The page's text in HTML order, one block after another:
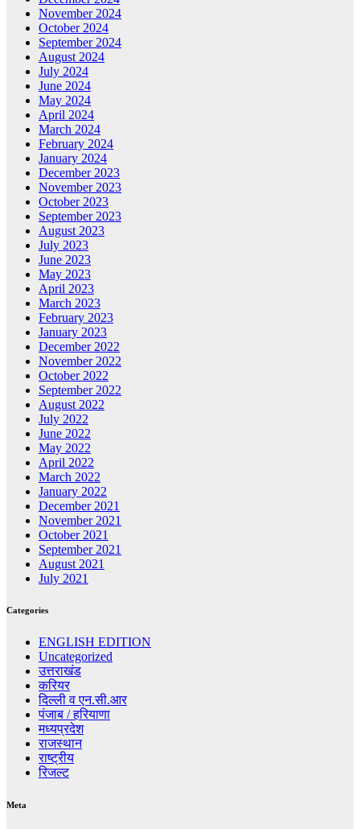
November 2024
October 2024
September 2024
August 2024
July 2024
June 2024
May 2024
April 2024
March 2024
February 2024
January 2024
December 2023
November 2023
October 2023
September 2023
August 2023
July 2023
June 2023
May 2023
April 2023
March 2023
February 2023
January 2023
December 2022
November 2022
October 2022
September 2022
August 2022
July 2022
June 2022
May 2022
April 2022
March 2022
January 2022
December 2021
November 2021
October 2021
September 2021
August 2021
July 2021
Categories
ENGLISH EDITION
Uncategorized
उत्तराखंड
करियर
दिल्ली व एन.सी.आर
पंजाब / हरियाणा
मध्यप्रदेश
राजस्थान
राष्ट्रीय
रिजल्ट
Meta